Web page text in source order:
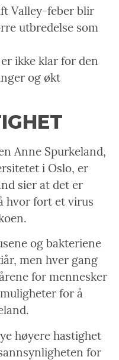
Valley-feber blir
utbredelse som
ikke klar for den
og økt
Anne Spurkeland,
i Oslo, er
sier at det er
hvor fort et virus
og bakteriene
men hver gang
for mennesker
for å
høyere hastighet
for